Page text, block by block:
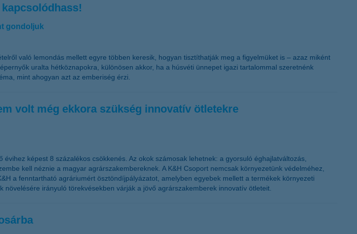
gondoljuk
való lemondás mellett egyre többen keresik, hogyan tisztíthatják meg a figyelmüket is – azaz miként
uralta hétköznapokra, különösen akkor, ha a húsvéti ünnepet igazi tartalommal szeretnénk
mint ahogyan azt az emberiség érzi.
volt még ekkora szükség innovatív ötletekre
képest 8 százalékos csökkenés. Az okok számosak lehetnek: a gyorsuló éghajlatváltozás,
kell néznie a magyar agrárszakembereknek. A K&H Csoport nemcsak környezetünk védelméhez,
a fenntartható agráriumért ösztöndíjpályázatot, amelyben egyebek mellett a termékek környezeti
irányuló törekvésekben várják a jövő agrárszakemberek innovatív ötleteit.